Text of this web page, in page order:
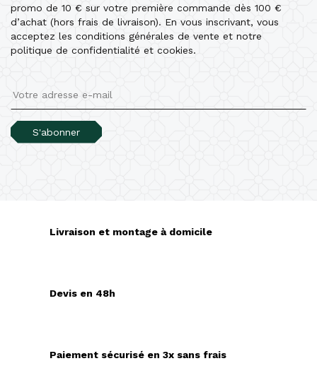
promo de 10 € sur votre première commande dès 100 €
d’achat (hors frais de livraison). En vous inscrivant, vous
acceptez les conditions générales de vente et notre
politique de confidentialité et cookies.
S'abonner
Livraison et montage à domicile
Devis en 48h
Paiement sécurisé en 3x sans frais
Créer une liste d'envies ×
Annuler Créer une liste d'envies